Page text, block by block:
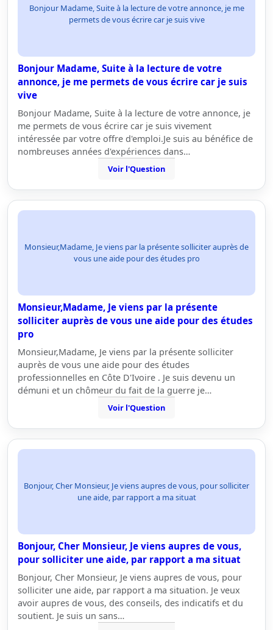
Bonjour Madame, Suite à la lecture de votre annonce, je me
permets de vous écrire car je suis vive
Bonjour Madame, Suite à la lecture de votre
annonce, je me permets de vous écrire car je suis
vive
Bonjour Madame, Suite à la lecture de votre annonce, je
me permets de vous écrire car je suis vivement
intéressée par votre offre d'emploi.Je suis au bénéfice de
nombreuses années d'expériences dans…
Voir l'Question
Monsieur,Madame, Je viens par la présente solliciter auprès de
vous une aide pour des études pro
Monsieur,Madame, Je viens par la présente
solliciter auprès de vous une aide pour des études
pro
Monsieur,Madame, Je viens par la présente solliciter
auprès de vous une aide pour des études
professionnelles en Côte D'Ivoire . Je suis devenu un
démuni et un chômeur du fait de la guerre je…
Voir l'Question
Bonjour, Cher Monsieur, Je viens aupres de vous, pour solliciter
une aide, par rapport a ma situat
Bonjour, Cher Monsieur, Je viens aupres de vous,
pour solliciter une aide, par rapport a ma situat
Bonjour, Cher Monsieur, Je viens aupres de vous, pour
solliciter une aide, par rapport a ma situation. Je veux
avoir aupres de vous, des conseils, des indicatifs et du
soutient. Je suis un sans…